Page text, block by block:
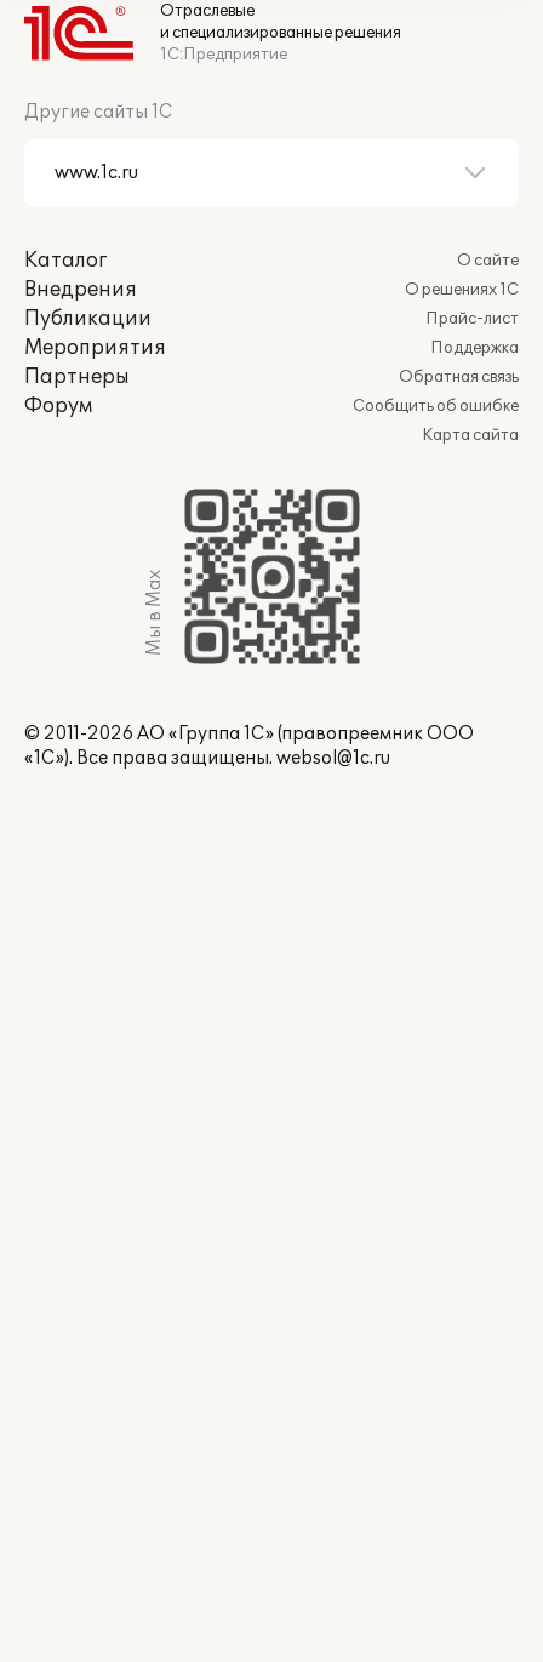
Отраслевые
и специализированные решения
1С:Предприятие
Другие сайты 1С
Каталог
Внедрения
Публикации
Мероприятия
Партнеры
Форум
О сайте
О решениях 1С
Прайс-лист
Поддержка
Обратная связь
Сообщить об ошибке
Карта сайта
Мы в Max
© 2011-2026 АО «Группа 1С» (правопреемник ООО
«1С»). Все права защищены. websol@1c.ru